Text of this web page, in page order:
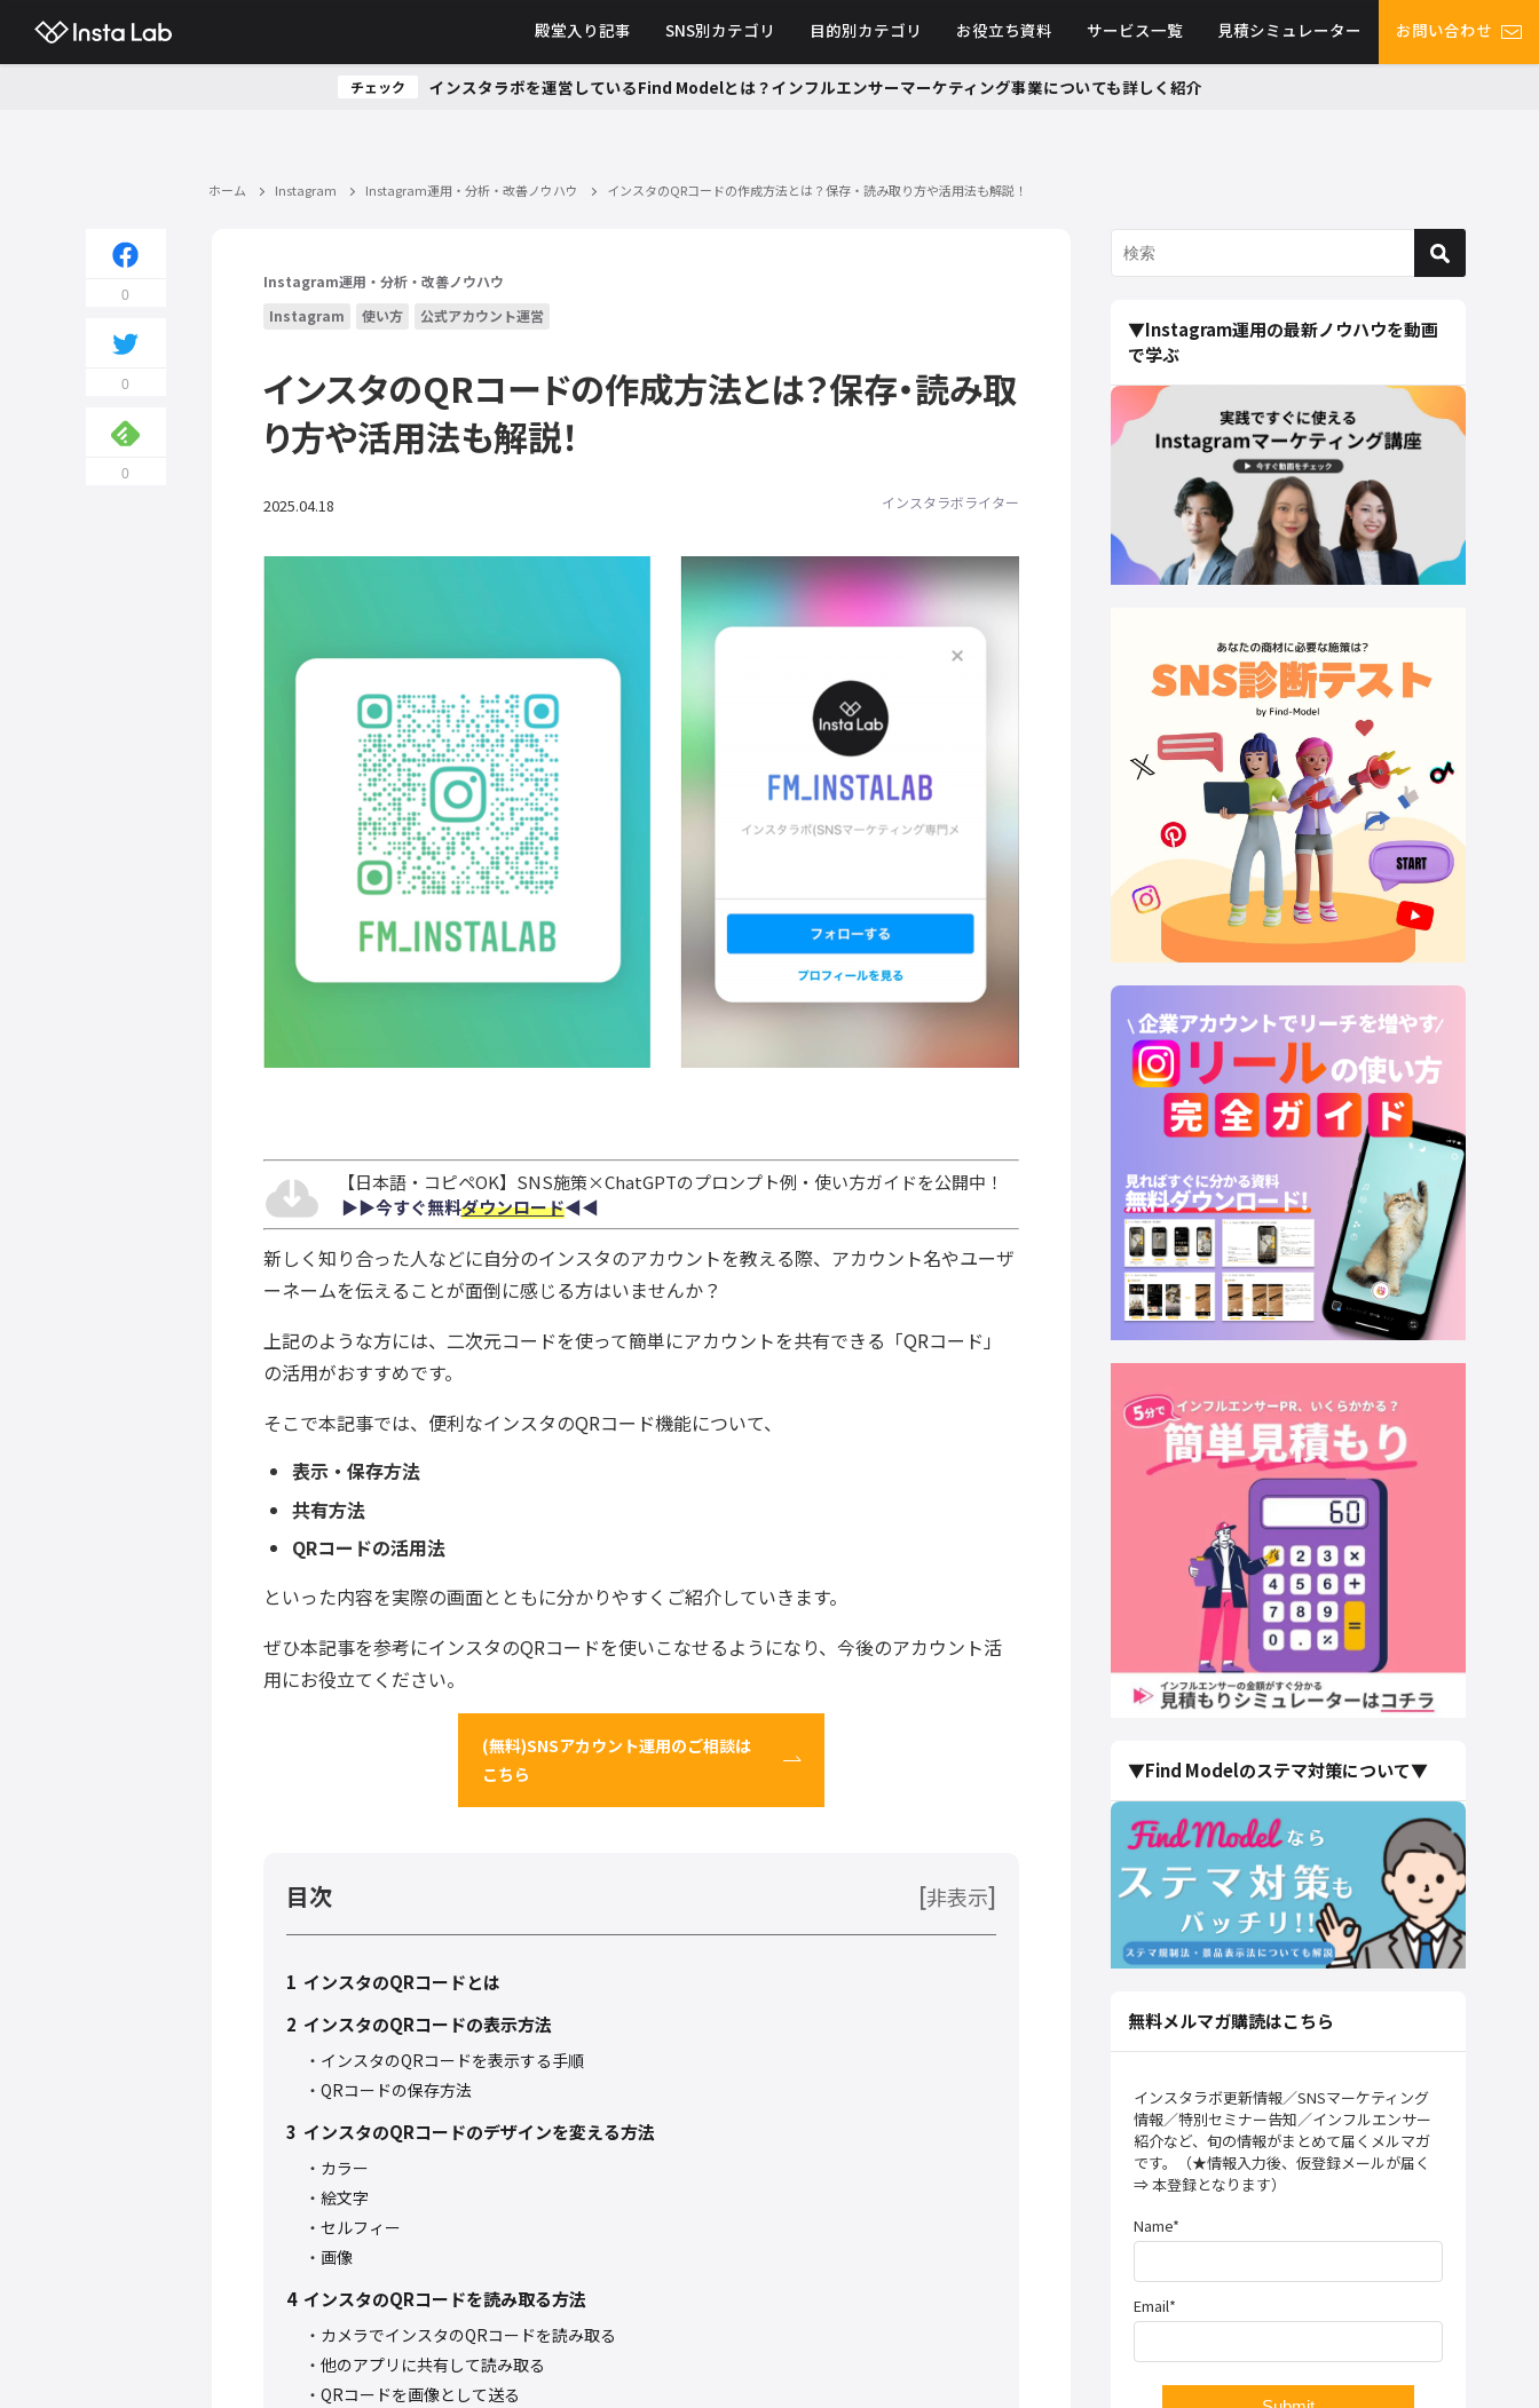
殿堂入り記事 SNS別カテゴリ 目的別カテゴリ お役立ち資料 サービス一覧 見積シミュレーター お問い合わせ
チェック インスタラボを運営しているFind Modelとは？インフルエンサーマーケティング事業についても詳しく紹介
ホーム Instagram Instagram運用・分析・改善ノウハウ インスタのQRコードの作成方法とは？保存・読み取り方や活用法も解説！
0
0
0
Instagram運用・分析・改善ノウハウ
Instagram
使い方 公式アカウント運営
インスタのQRコードの作成方法とは？保存・読み取
り方や活用法も解説！
2025.04.18 インスタラボライター
【日本語・コピペOK】SNS施策×ChatGPTのプロンプト例・使い方ガイドを公開中！
▶︎▶︎今すぐ無料ダウンロード◀︎◀︎
新しく知り合った人などに自分のインスタのアカウントを教える際、アカウント名やユーザ
ーネームを伝えることが面倒に感じる方はいませんか？
上記のような方には、二次元コードを使って簡単にアカウントを共有できる「QRコード」
の活用がおすすめです。
そこで本記事では、便利なインスタのQRコード機能について、
表示・保存方法
共有方法
QRコードの活用法
といった内容を実際の画面とともに分かりやすくご紹介していきます。
ぜひ本記事を参考にインスタのQRコードを使いこなせるようになり、今後のアカウント活
用にお役立てください。
(無料)SNSアカウント運用のご相談は
こちら
目次 [非表示]
1 インスタのQRコードとは
2 インスタのQRコードの表示方法
インスタのQRコードを表示する手順
QRコードの保存方法
3 インスタのQRコードのデザインを変える方法
カラー
絵文字
セルフィー
画像
4 インスタのQRコードを読み取る方法
カメラでインスタのQRコードを読み取る
他のアプリに共有して読み取る
QRコードを画像として送る
▼Instagram運用の最新ノウハウを動画
で学ぶ
▼Find Modelのステマ対策について▼
無料メルマガ購読はこちら
インスタラボ更新情報／SNSマーケティング
情報／特別セミナー告知／インフルエンサー
紹介など、旬の情報がまとめて届くメルマガ
です。（★情報入力後、仮登録メールが届く
⇒ 本登録となります）
Name*
Email*